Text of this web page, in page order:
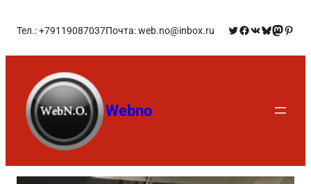
Тел.: +79119087037Почта: web.no@inbox.ru
Webno